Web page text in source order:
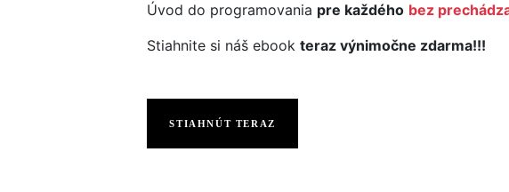
Úvod do programovania pre každého bez
Stiahnite si náš ebook teraz výnimočne zdarma!!!
STIAHNÚT TERAZ